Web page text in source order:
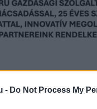
- Do Not Process My